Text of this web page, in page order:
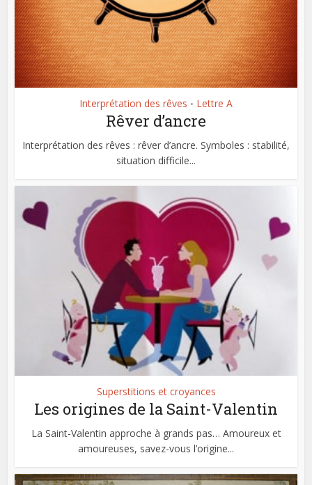
Interprétation des rêves • Lettre A
Rêver d’ancre
Interprétation des rêves : rêver d’ancre. Symboles : stabilité,
situation difficile...
Superstitions et croyances
Les origines de la Saint-Valentin
La Saint-Valentin approche à grands pas… Amoureux et
amoureuses, savez-vous l’origine...